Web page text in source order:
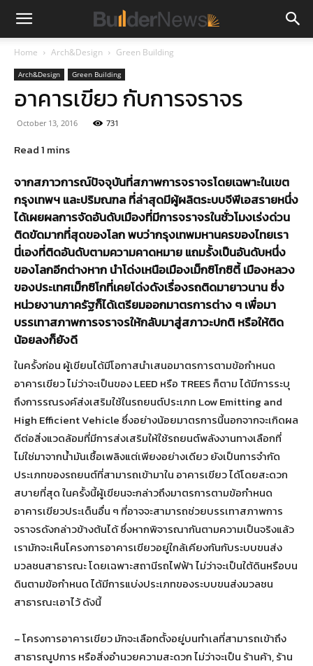
Home Arch&Design Green Building
Arch&Design Green Building
อาคารเขียว กับการจราจร
October 13, 2016 731
จากสภาวการณ์ปัจจุบันที่สภาพการจราจรโดยเฉพาะในเขต
กรุงเทพฯ และปริมณฑล ที่ล่าสุดมีผู้ผลิตระบบจีพีเอสรายหนึ่ง
ได้เผยผลการจัดอันดับเมืองที่มีการจราจรในชั่วโมงเร่งด่วน
ติดขัดมากที่สุดของโลก พบว่ากรุงเทพมหานครของไทยเรา
นี่เองที่ติดอันดับตามความคาดหมาย แถมรั้งเป็นอันดับหนึ่ง
ของโลกอีกต่างหาก นำโด่งเหนือเมืองเม็กซิโกซิตี้ เมืองหลวง
ของประเทศเม็กซิโกที่เคยโด่งดังเรื่องรถติดมายาวนาน ซึ่ง
หน่วยงานภาครัฐก็ได้เตรียมออกมาตรการต่าง ๆ เพื่อมา
บรรเทาสภาพการจราจรให้กลับมาสู่สภาวะปกติ หรือให้ติด
น้อยลงก็ยังดี
ในครั้งก่อน ผู้เขียนได้มีโอกาสนำเสนอมาตรการตามข้อกำหนด
อาคารเขียว ไม่ว่าจะเป็นของ LEED หรือ TREES ก็ตาม ได้มีการระบุ
ถึงการรณรงค์ส่งเสริมใช้ในรถยนต์ประเภท Low Emitting and
High Efficient Vehicle ซึ่งอย่างน้อยมาตรการนี้นอกจากจะเกิดผล
ดีต่อสิ่งแวดล้อมที่มีการส่งเสริมให้ใช้รถยนต์พลังงานทางเลือกที่
ไม่ใช่มาจากน้ำมันเชื้อเพลิงแต่เพียงอย่างเดียว ยังเป็นการจำกัด
ประเภทของรถยนต์ที่สามารถเข้ามาใน อาคารเขียว ได้โดยสะดวก
สบายที่สุด ในครั้งนี้ผู้เขียนจะกล่าวถึงมาตรการตามข้อกำหนด
อาคารเขียวประเด็นอื่น ๆ ที่อาจจะสามารถช่วยบรรเทาสภาพการ
จราจรดังกล่าวข้างต้นได้ ซึ่งหากพิจารณากันตามความเป็นจริงแล้ว
เรามักจะเห็นโครงการอาคารเขียวอยู่ใกล้เคียงกันกับระบบขนส่ง
มวลชนสาธารณะ โดยเฉพาะสถานีรถไฟฟ้า ไม่ว่าจะเป็นใต้ดินหรือบน
ดินตามข้อกำหนด ได้มีการแบ่งประเภทของระบบขนส่งมวลชน
สาธารณะเอาไว้ ดังนี้
– โครงการอาคารเขียว มักจะเลือกตั้งอยู่บนทำเลที่สามารถเข้าถึง
สาธารณูปการ หรือสิ่งอำนวยความสะดวก ไม่ว่าจะเป็น ร้านค้า, ร้าน